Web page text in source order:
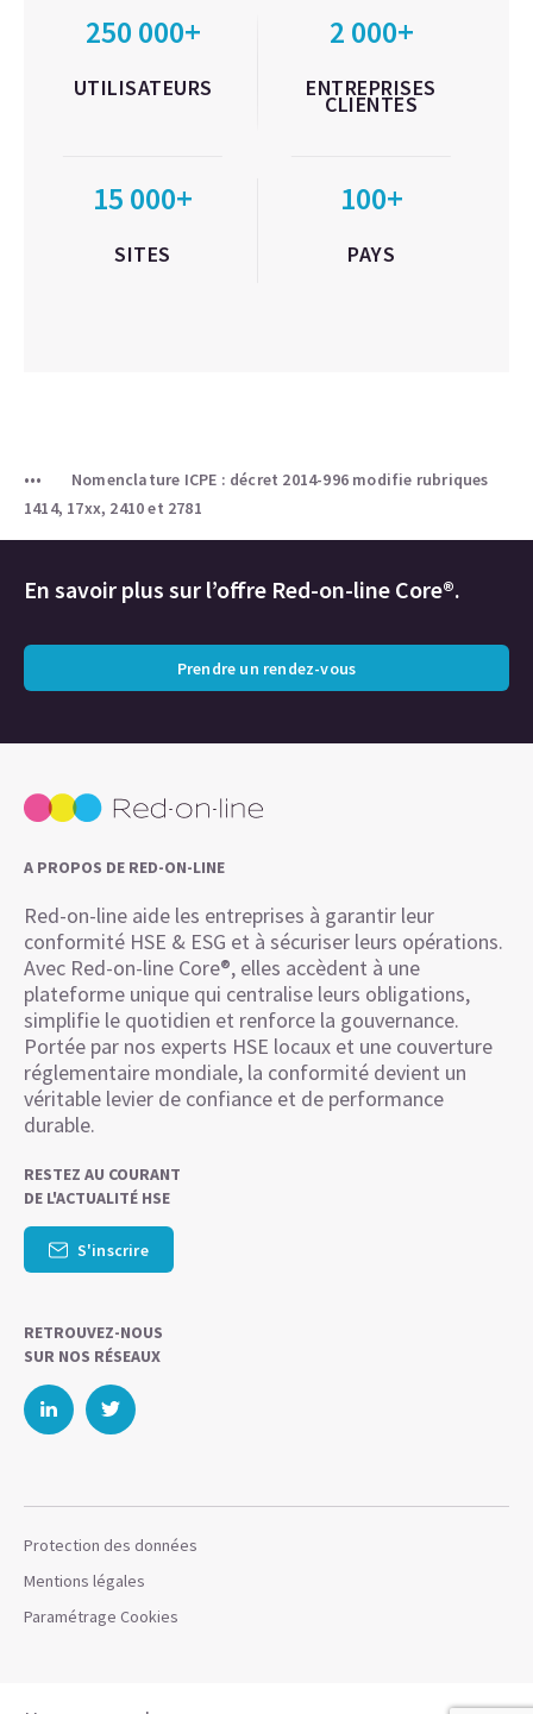
250 000+
UTILISATEURS
2 000+
ENTREPRISES
CLIENTES
15 000+
SITES
100+
PAYS
Nomenclature ICPE : décret 2014-996 modifie rubriques
1414, 17xx, 2410 et 2781
En savoir plus sur l’offre Red-on-line Core®.
Prendre un rendez-vous
A PROPOS DE RED-ON-LINE
Red-on-line aide les entreprises à garantir leur
conformité HSE & ESG et à sécuriser leurs opérations.
Avec Red-on-line Core®, elles accèdent à une
plateforme unique qui centralise leurs obligations,
simplifie le quotidien et renforce la gouvernance.
Portée par nos experts HSE locaux et une couverture
réglementaire mondiale, la conformité devient un
véritable levier de confiance et de performance
durable.
RESTEZ AU COURANT
DE L'ACTUALITÉ HSE
S'inscrire
RETROUVEZ-NOUS
SUR NOS RÉSEAUX
Protection des données
Mentions légales
Paramétrage Cookies